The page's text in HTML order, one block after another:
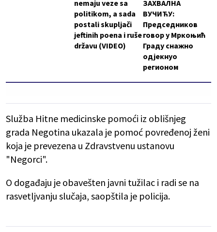
nemaju veze sa
politikom, a sada
postali skupljači
jeftinih poena i ruše
državu (VIDEO)
ЗАХВАЛНА
ВУЧИЋУ:
Председников
говор у Мркоњић
Граду снажно
одјекнуо
регионом
Služba Hitne medicinske pomoći iz oblišnjeg
grada Negotina ukazala je pomoć povređenoj ženi
koja je prevezena u Zdravstvenu ustanovu
"Negorci".
O događaju je obavešten javni tužilac i radi se na
rasvetljvanju slučaja, saopštila je policija.